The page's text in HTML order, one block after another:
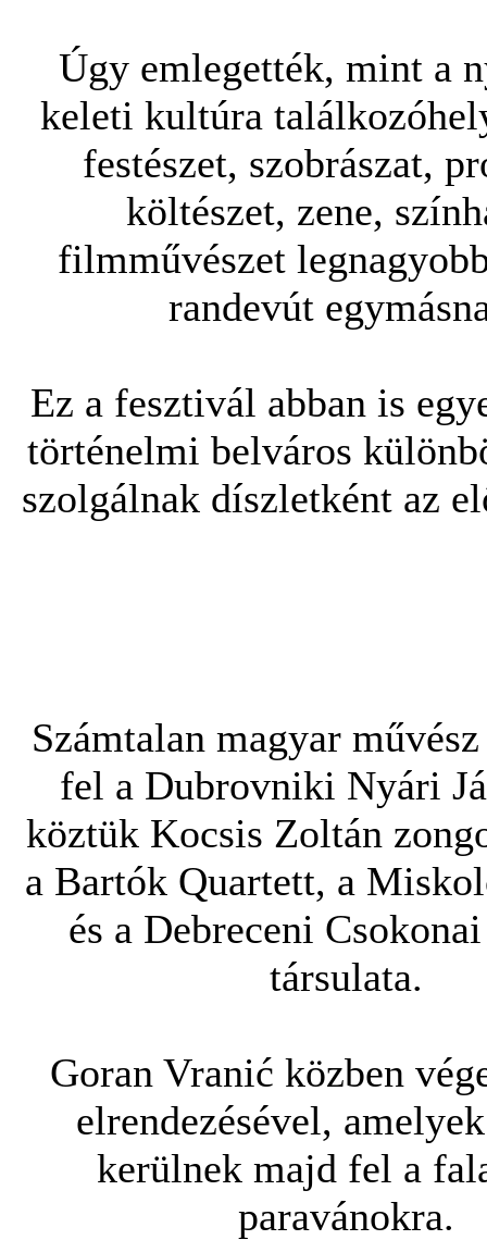
Úgy emlegették, mint a
keleti kultúra
festészet, szobrászat,
költészet, zene,
filmművészet
randevút
Ez a fesztivál abban is
történelmi belváros
szolgálnak díszletként az
Számtalan magyar
fel a Dubrovniki Nyári
köztük Kocsis Zoltán
a Bartók Quartett, a
és a Debreceni
társulata.
Goran Vranić közben
elrendezésével,
kerülnek majd fel a
paravánokra.